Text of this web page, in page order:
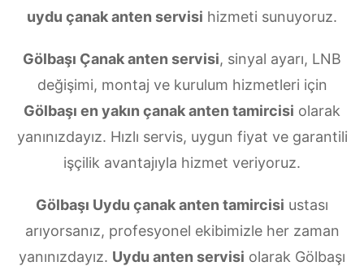
uydu çanak anten servisi hizmeti sunuyoruz.
Gölbaşı Çanak anten servisi, sinyal ayarı, LNB
değişimi, montaj ve kurulum hizmetleri için
Gölbaşı en yakın çanak anten tamircisi olarak
yanınızdayız. Hızlı servis, uygun fiyat ve garantili
işçilik avantajıyla hizmet veriyoruz.
Gölbaşı Uydu çanak anten tamircisi ustası
arıyorsanız, profesyonel ekibimizle her zaman
yanınızdayız. Uydu anten servisi olarak Gölbaşı